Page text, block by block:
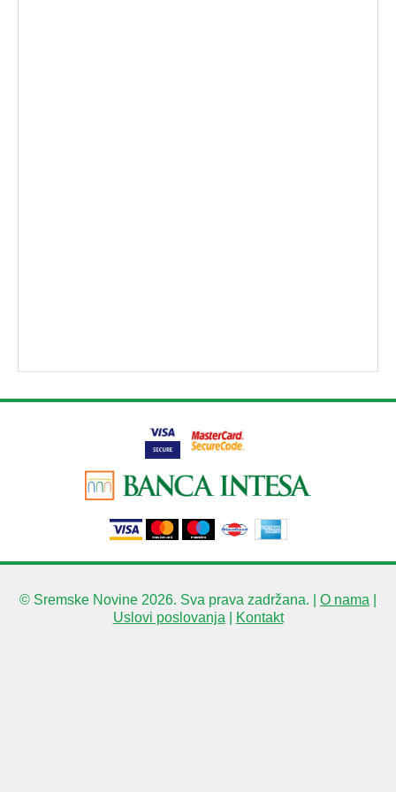
© Sremske Novine 2026. Sva prava zadržana. | O nama
Uslovi poslovanja
Kontakt